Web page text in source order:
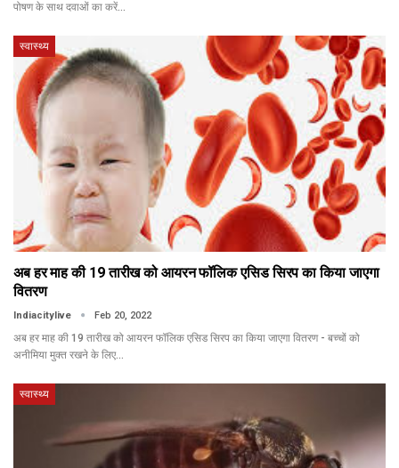
पोषण के साथ दवाओं का करें…
स्वास्थ्य
अब हर माह की 19 तारीख को आयरन फॉलिक एसिड सिरप का किया जाएगा
वितरण
Indiacitylive Feb 20, 2022
अब हर माह की 19 तारीख को आयरन फॉलिक एसिड सिरप का किया जाएगा वितरण - बच्चों को
अनीमिया मुक्त रखने के लिए…
स्वास्थ्य